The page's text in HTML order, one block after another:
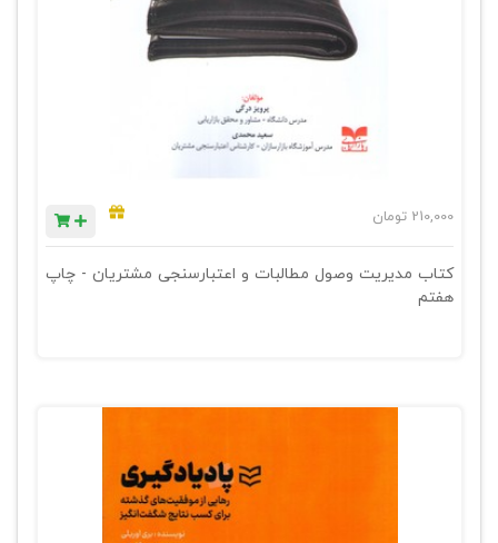
210,000 تومان
کتاب مدیریت وصول مطالبات و اعتبارسنجی مشتریان - چاپ
هفتم